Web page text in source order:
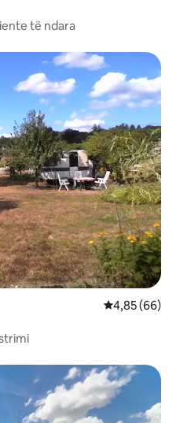
të ndara
Vlerësimi
4,85 (66)